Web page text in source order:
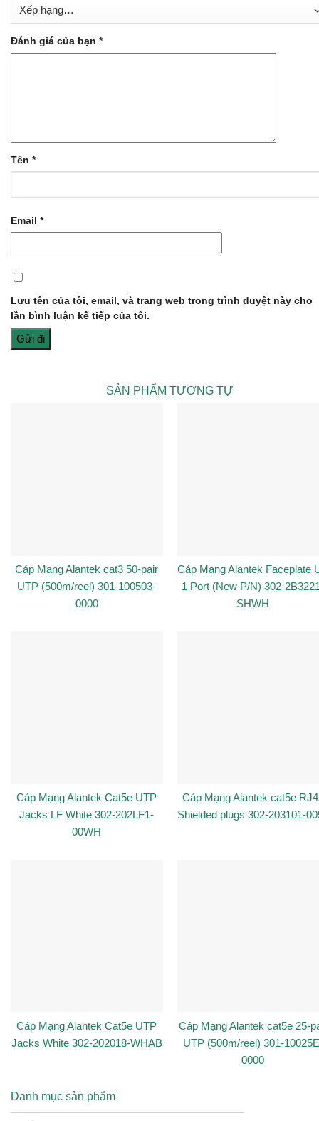
Đánh giá của bạn *
Tên *
Email *
Lưu tên của tôi, email, và trang web trong trình duyệt này cho
lần bình luận kế tiếp của tôi.
SẢN PHẨM TƯƠNG TỰ
Cáp Mạng Alantek cat3 50-pair
UTP (500m/reel) 301-100503-
0000
Cáp Mạng Alantek Faceplate
1 Port (New P/N) 302-
SHWH
Cáp Mạng Alantek Cat5e UTP
Jacks LF White 302-202LF1-
00WH
Cáp Mạng Alantek cat5e
Shielded plugs 302-203101-
Cáp Mạng Alantek Cat5e UTP
Jacks White 302-202018-WHAB
Cáp Mạng Alantek cat5e 25-
UTP (500m/reel) 301-
0000
Danh mục sản phẩm